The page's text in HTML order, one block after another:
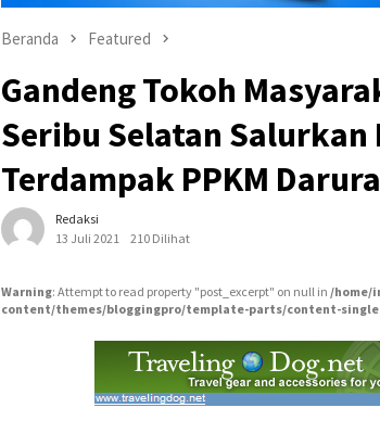
Beranda Featured
Gandeng Tokoh
Seribu Selatan Salurkan
Terdampak PPKM
Redaksi
13 Juli 2021
210 Dilihat
Warning: Attempt to read property "post_excerpt" on null in /home/
content/themes/bloggingpro/template-parts/content-